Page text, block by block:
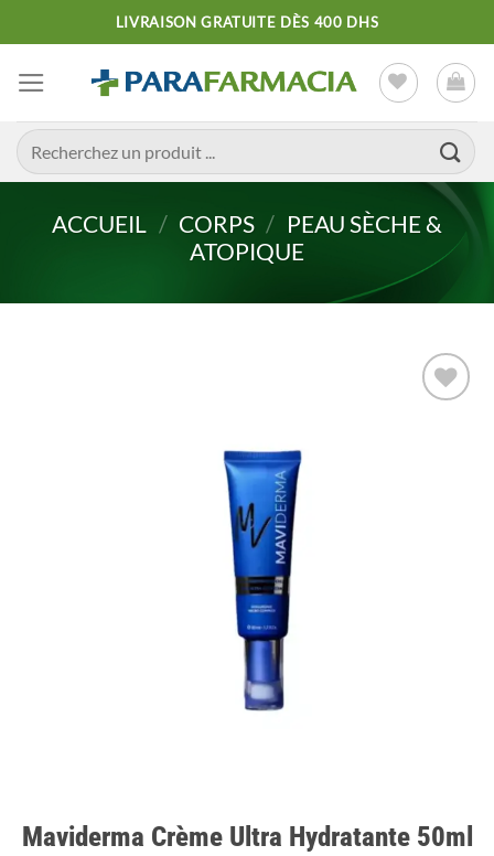
au
contenu
LIVRAISON GRATUITE DÈS 400 DHS
Recherche
pour :
ACCUEIL / CORPS / PEAU SÈCHE &
ATOPIQUE
Maviderma Crème Ultra Hydratante 50ml